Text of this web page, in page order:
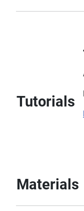
Tutorials
Materials